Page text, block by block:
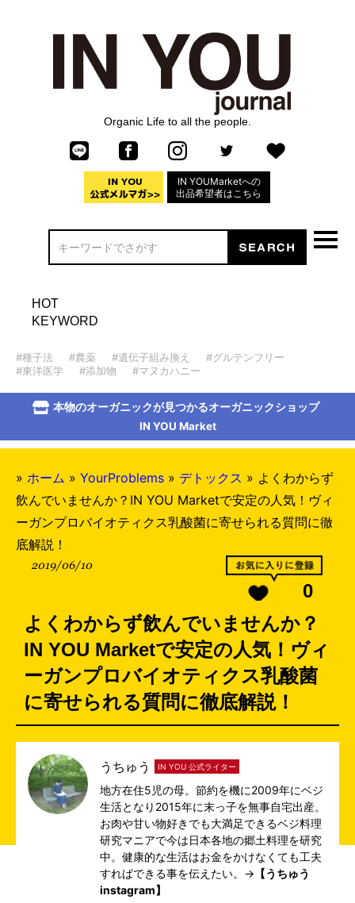
Organic Life to all the people.
IN YOUMarketへの
出品希望者はこちら
HOT
KEYWORD
#種子法 #農薬 #遺伝子組み換え
#グルテンフリー
#東洋医学
#添加物 #マヌカハニー
本物のオーガニックが見つかるオーガニックショップ
IN YOU Market
» ホーム » YourProblems » デトックス » よくわからず
飲んでいませんか？IN YOU Marketで安定の人気！ヴィ
ーガンプロバイオティクス乳酸菌に寄せられる質問に徹
底解説！
2019/06/10
0
よくわからず飲んでいませんか？
IN YOU Marketで安定の人気！ヴィ
ーガンプロバイオティクス乳酸菌
に寄せられる質問に徹底解説！
うちゅう IN YOU 公式ライター
地方在住5児の母。節約を機に2009年にベジ
生活となり2015年に末っ子を無事自宅出産。
お肉や甘い物好きでも大満足できるベジ料理
研究マニアで今は日本各地の郷土料理を研究
中。健康的な生活はお金をかけなくても工夫
すればできる事を伝えたい。→ 【うちゅう
instagram】